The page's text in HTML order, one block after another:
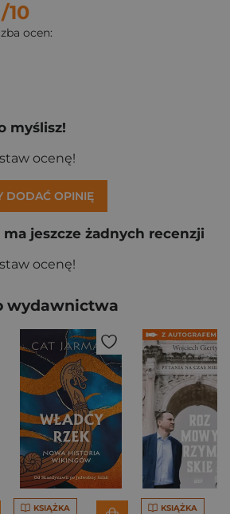
/10
ocen:
myślisz!
ocenę!
DODAĆ OPINIĘ
jeszcze żadnych recenzji
ocenę!
wydawnictwa
KSIĄŻKA KSIĄŻKA